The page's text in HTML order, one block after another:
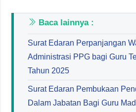
Baca lainnya :
Surat Edaran Perpanjangan
Administrasi PPG bagi Guru
Tahun 2025
Surat Edaran Pembukaan
Dalam Jabatan Bagi Guru